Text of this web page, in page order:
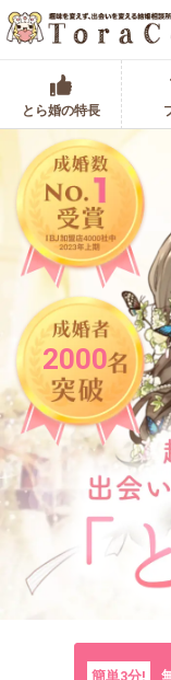
とら婚の特長
2000
簡単3分!